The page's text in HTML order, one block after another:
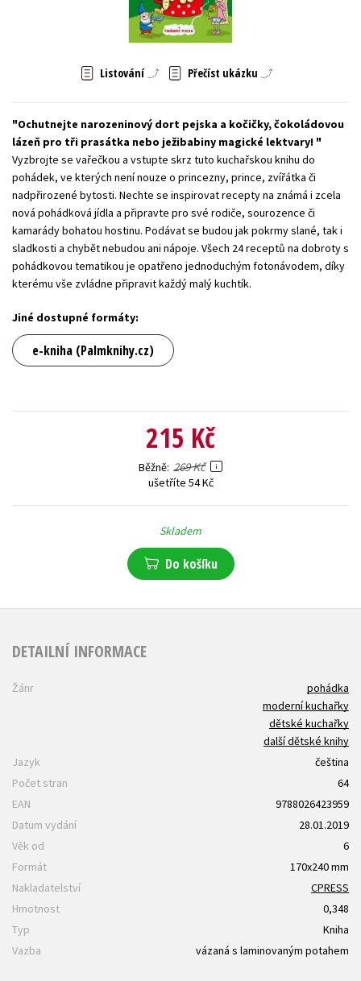
Zahraniční literatura
Listování Přečíst ukázku
Ochutnejte narozeninový dort pejska a kočičky, čokoládovou
lázeň pro tři prasátka nebo ježibabiny magické lektvary!
Vyzbrojte se vařečkou a vstupte skrz tuto kuchařskou knihu do
pohádek, ve kterých není nouze o princezny, prince, zvířátka či
nadpřirozené bytosti. Nechte se inspirovat recepty na známá i zcela
nová pohádková jídla a připravte pro své rodiče, sourozence či
kamarády bohatou hostinu. Podávat se budou jak pokrmy slané, tak i
sladkosti a chybět nebudou ani nápoje. Všech 24 receptů na dobroty s
pohádkovou tematikou je opatřeno jednoduchým fotonávodem, díky
kterému vše zvládne připravit každý malý kuchtík.
Jiné dostupné formáty:
e-kniha (Palmknihy.cz)
215 Kč
Běžně 269 Kč
ušetříte 54 Kč
Skladem
Do košíku
DETAILNÍ INFORMACE
Žánr
pohádka
moderní kuchařky
dětské kuchařky
další dětské knihy
Jazyk
čeština
Počet stran
64
EAN
9788026423959
Datum vydání
28.01.2019
Věk od
6
Formát
170x240 mm
Nakladatelství
CPRESS
Hmotnost
0,348
Typ
Kniha
Vazba
vázaná s laminovaným potahem